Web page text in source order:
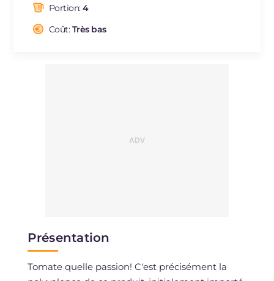
Fibre
Sodium
Portion:4
Coût:Très bas
Présentation
Tomate quelle passion! C'est précisément la